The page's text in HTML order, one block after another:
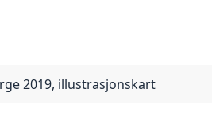
2019, illustrasjonskart